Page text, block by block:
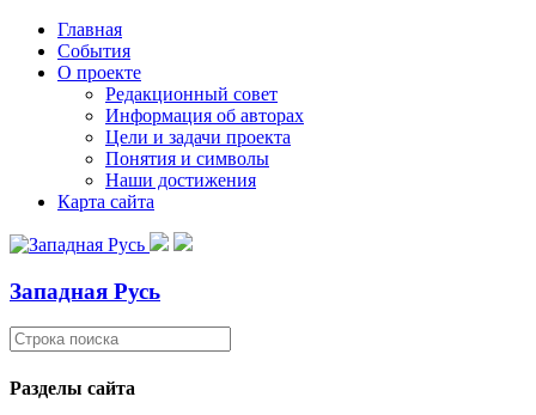
Главная
События
О проекте
Редакционный совет
Информация об авторах
Цели и задачи проекта
Понятия и символы
Наши достижения
Карта сайта
Западная Русь
Разделы сайта